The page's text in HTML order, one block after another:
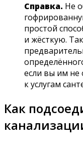
Справка. Не
простой
и жёсткую.
если вы им не
к услугам
Как